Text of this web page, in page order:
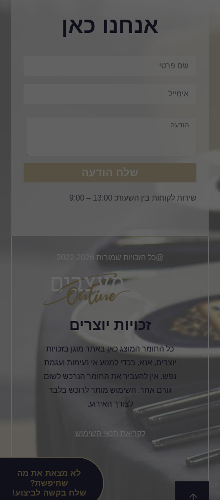
לא מצאת את מה
שחיפשת?
שלח בקשה לביצוע!
אנחנו כאן
שלח הודעה
שירות לקוחות בין השעות: 13:00 – 9:00
@כל הזכויות שמורות 2022-2026
זכויות יוצרים
כל החומר המוצג כאן באתר מוגן בזכויות
יוצרים, אנא, בכדי למנוע אי נעימות ועגמת
נפש, אין להעביר את החומר הנרכש לשום
גורם אחר. השימוש מותר לרוכש בלבד
לצורך האירוע.
לקריאת תנאי השימוש